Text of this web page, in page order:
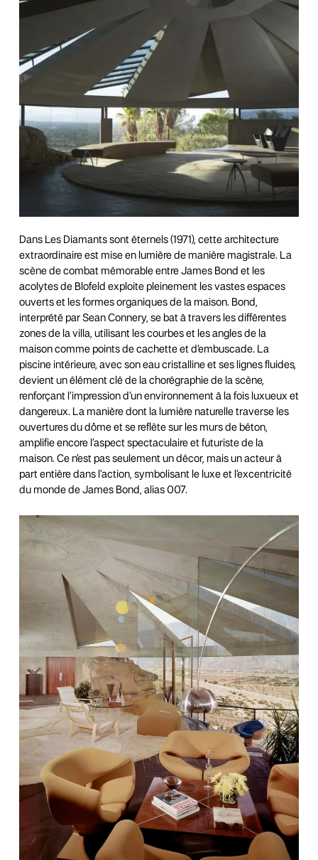
Dans Les Diamants sont éternels (1971), cette architecture
extraordinaire est mise en lumière de manière magistrale. La
scène de combat mémorable entre James Bond et les
acolytes de Blofeld exploite pleinement les vastes espaces
ouverts et les formes organiques de la maison. Bond,
interprété par Sean Connery, se bat à travers les différentes
zones de la villa, utilisant les courbes et les angles de la
maison comme points de cachette et d’embuscade. La
piscine intérieure, avec son eau cristalline et ses lignes fluides,
devient un élément clé de la chorégraphie de la scène,
renforçant l’impression d’un environnement à la fois luxueux et
dangereux. La manière dont la lumière naturelle traverse les
ouvertures du dôme et se reflète sur les murs de béton,
amplifie encore l’aspect spectaculaire et futuriste de la
maison. Ce n’est pas seulement un décor, mais un acteur à
part entière dans l’action, symbolisant le luxe et l’excentricité
du monde de James Bond, alias 007.